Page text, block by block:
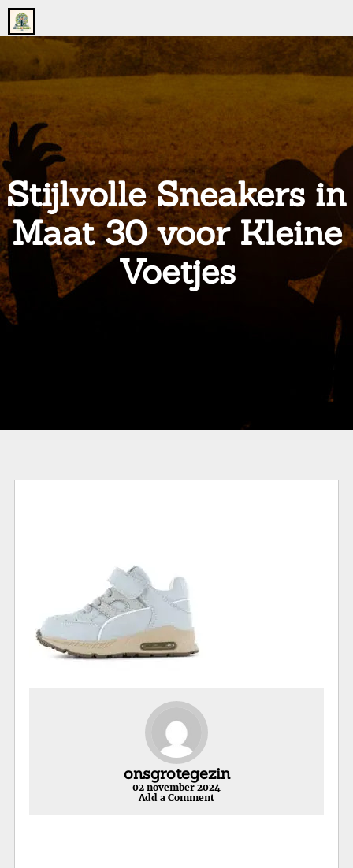
Go
to
home
page
onsgrotegezin.nl
Stijlvolle Sneakers in
Maat 30 voor Kleine
Voetjes
onsgrotegezin
02 november 2024
Add a Comment